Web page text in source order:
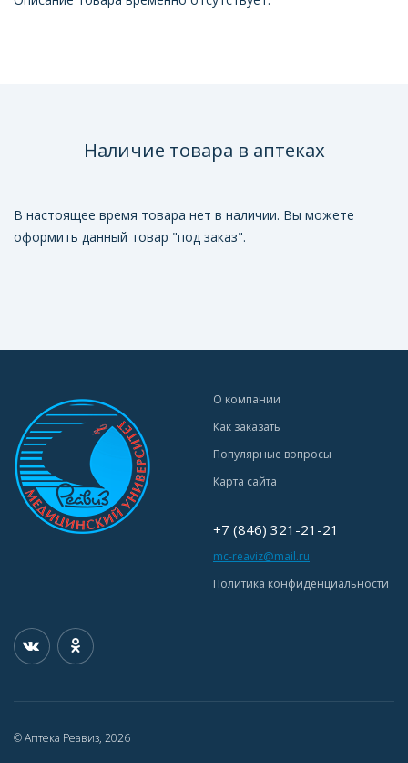
Наличие товара в аптеках
В настоящее время товара нет в наличии. Вы можете
оформить данный товар "под заказ".
О компании
Как заказать
Популярные вопросы
Карта сайта
+7 (846) 321-21-21
mc-reaviz@mail.ru
Политика конфиденциальности
© Аптека Реавиз, 2026